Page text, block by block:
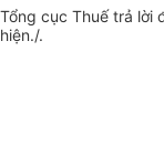
Tổng cục Thuế trả lời
hiện./.